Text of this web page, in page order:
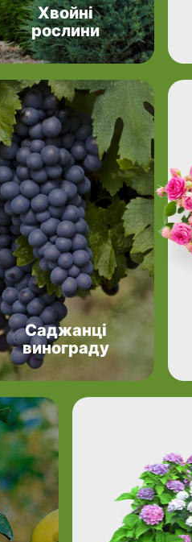
Хвойні
рослини
Саджанці
винограду